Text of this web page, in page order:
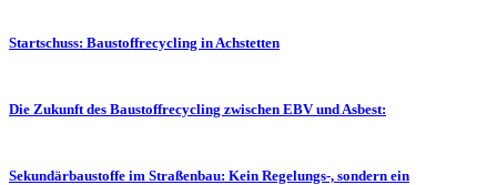
Startschuss: Baustoffrecycling in Achstetten
Die Zukunft des Baustoffrecycling zwischen EBV und Asbest:
Sekundärbaustoffe im Straßenbau: Kein Regelungs-, sondern ein